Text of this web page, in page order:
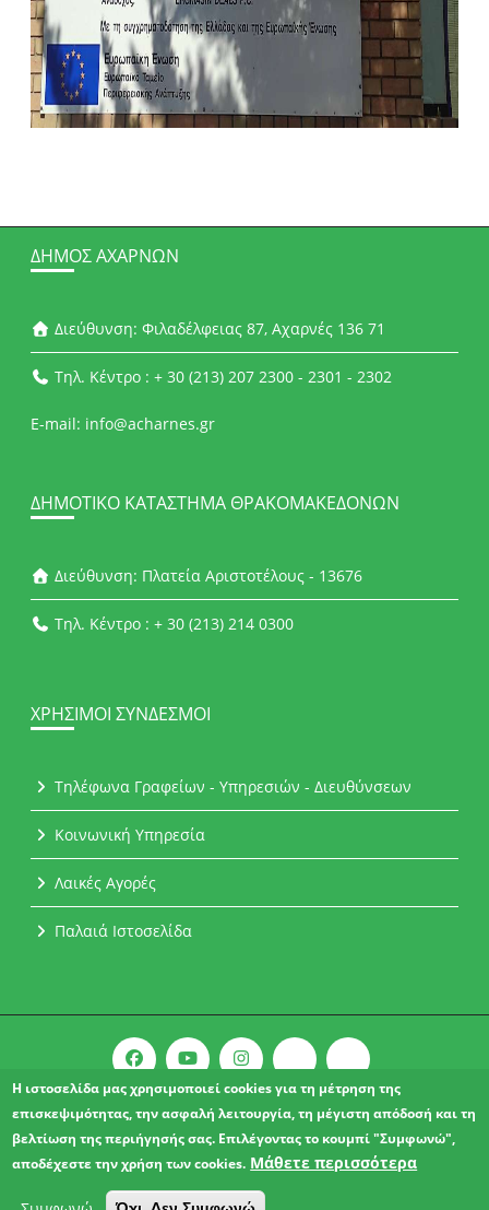
ΔΉΜΟΣ ΑΧΑΡΝΏΝ
Διεύθυνση: Φιλαδέλφειας 87, Αχαρνές 136 71
Τηλ. Κέντρο : + 30 (213) 207 2300 - 2301 - 2302
E-mail: info@acharnes.gr
ΔΗΜΟΤΙΚΌ ΚΑΤΆΣΤΗΜΑ ΘΡΑΚΟΜΑΚΕΔΌΝΩΝ
Διεύθυνση: Πλατεία Αριστοτέλους - 13676
Τηλ. Κέντρο : + 30 (213) 214 0300
ΧΡΉΣΙΜΟΙ ΣΎΝΔΕΣΜΟΙ
Τηλέφωνα Γραφείων - Υπηρεσιών - Διευθύνσεων
Κοινωνική Υπηρεσία
Λαικές Αγορές
Παλαιά Ιστοσελίδα
Copyright © 2021 l Δήμος Αχαρνών.
ΔΗΛΩΣΗ ΠΡΟΣΒΑΣΙΜΟΤΗΤΑΣ
Η ιστοσελίδα μας χρησιμοποιεί cookies για τη μέτρηση της
επισκεψιμότητας, την ασφαλή λειτουργία, τη μέγιστη απόδοσή και τη
βελτίωση της περιήγησής σας. Επιλέγοντας το κουμπί "Συμφωνώ",
αποδέχεστε την χρήση των cookies. Μάθετε περισσότερα